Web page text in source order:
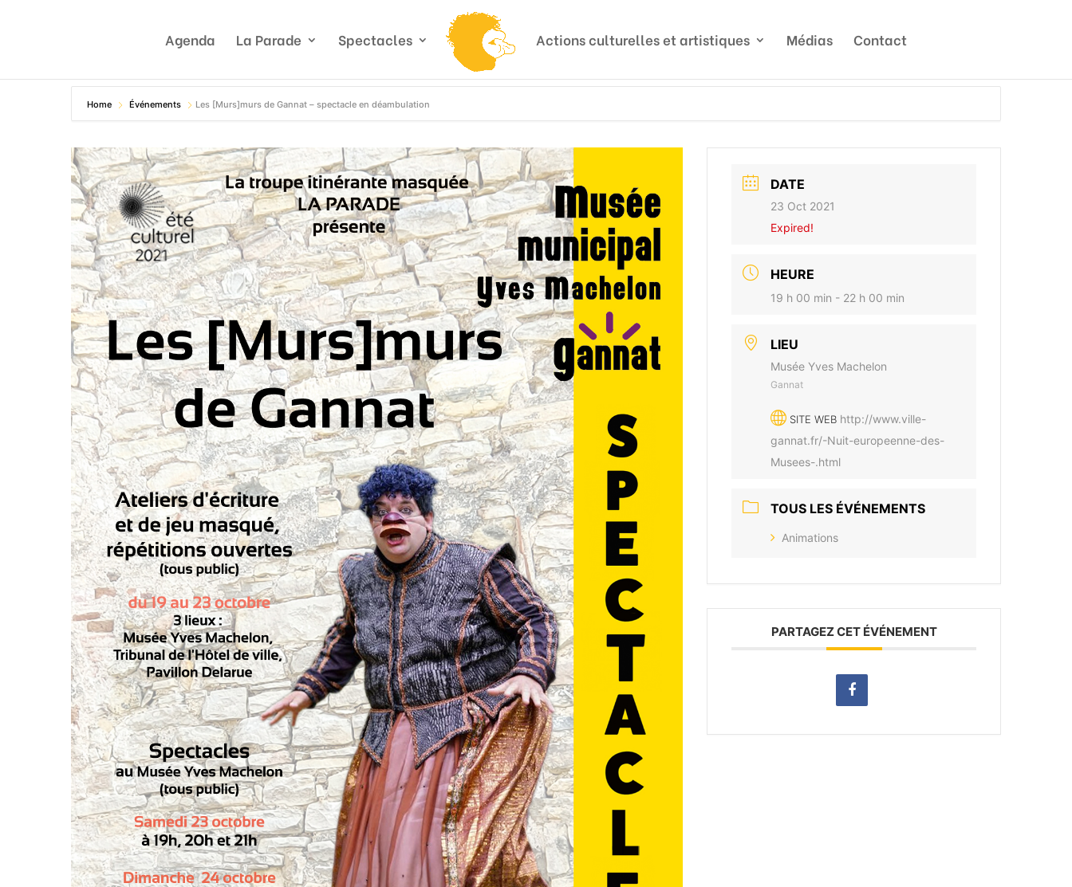
Agenda La Parade Spectacles Actions culturelles et artistiques Médias Contact
Home Événements Les [Murs]murs de Gannat – spectacle en déambulation
DATE
23 Oct 2021
Expired!
HEURE
19 h 00 min - 22 h 00 min
LIEU
Musée Yves Machelon
Gannat
SITE WEB http://www.ville-
gannat.fr/-Nuit-europeenne-des-
Musees-.html
TOUS LES ÉVÉNEMENTS
Animations
PARTAGEZ CET ÉVÉNEMENT